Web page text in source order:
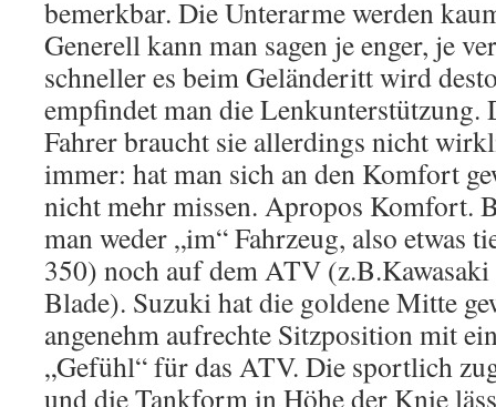
bemerkbar. Die Unterarme werden
Generell kann man sagen je enger, je
schneller es beim Geländeritt wird
empfindet man die
Fahrer braucht sie allerdings nicht
immer: hat man sich an den Komfort
nicht mehr missen. Apropos Komfort.
man weder „im“ Fahrzeug, also etwas
350) noch auf dem ATV
Blade). Suzuki hat die goldene Mitte
angenehm aufrechte Sitzposition mit
„Gefühl“ für das ATV. Die sportlich
und die Tankform in Höhe der Knie